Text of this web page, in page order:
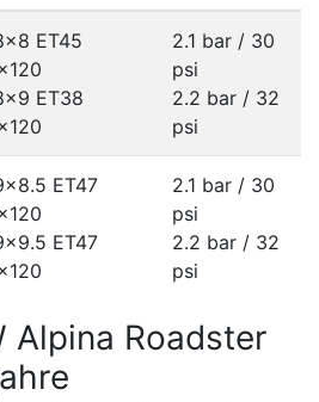
ET45
ET38
2.1 bar / 30
psi
2.2 bar / 32
psi
ET47
ET47
2.1 bar / 30
psi
2.2 bar / 32
psi
Alpina Roadster